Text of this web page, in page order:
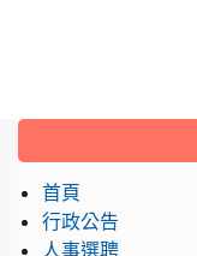
:::
首頁
行政公告
人事選聘